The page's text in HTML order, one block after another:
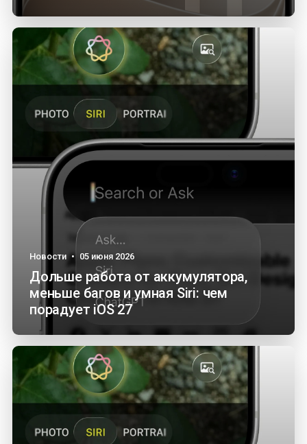
Новости • 05 июня 2026
Дольше работа от аккумулятора,
меньше багов и умная Siri: чем
порадует iOS 27